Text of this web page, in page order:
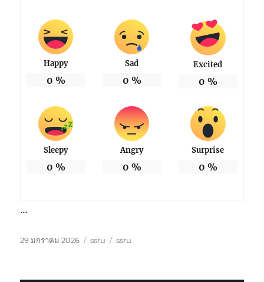
Happy
0 %
Sad
0 %
Excited
0 %
Sleepy
0 %
Angry
0 %
Surprise
0 %
…
เขียน
29 มกราคม 2026
หมวด
ssru
ป้าย
ssru